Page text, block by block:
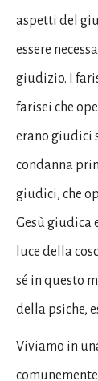
aspetti del
essere
giudizio. I
farisei che
erano giudici
condanna
giudici, che
Gesù giudica
luce della
sé in questo
della psiche,
Viviamo in